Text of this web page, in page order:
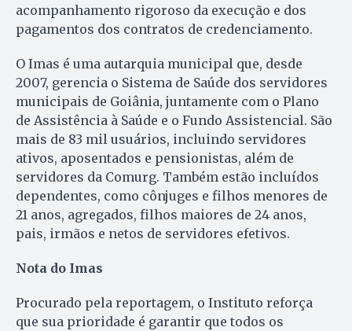
acompanhamento rigoroso da execução e dos
pagamentos dos contratos de credenciamento.
O Imas é uma autarquia municipal que, desde
2007, gerencia o Sistema de Saúde dos servidores
municipais de Goiânia, juntamente com o Plano
de Assistência à Saúde e o Fundo Assistencial. São
mais de 83 mil usuários, incluindo servidores
ativos, aposentados e pensionistas, além de
servidores da Comurg. Também estão incluídos
dependentes, como cônjuges e filhos menores de
21 anos, agregados, filhos maiores de 24 anos,
pais, irmãos e netos de servidores efetivos.
Nota do Imas
Procurado pela reportagem, o Instituto reforça
que sua prioridade é garantir que todos os